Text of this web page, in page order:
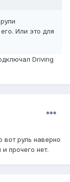
Или это для
Driving
руль наверно
прочего нет.